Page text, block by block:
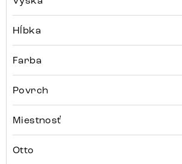
Hĺbka
Farba
Povrch
Miestnosť
Otto